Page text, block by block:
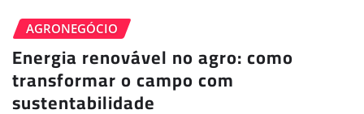
AGRONEGÓCIO
Energia renovável no agro: como
transformar o campo com
sustentabilidade